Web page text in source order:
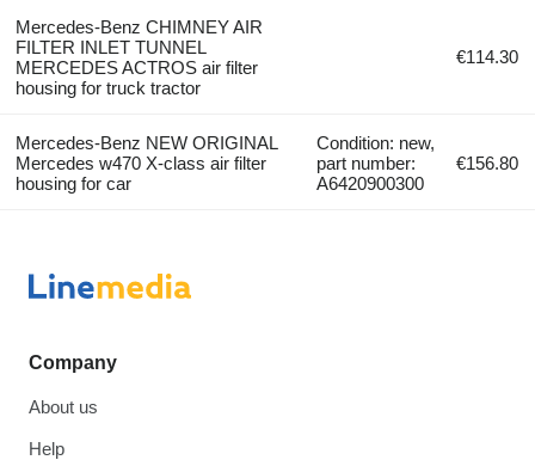
Mercedes-Benz CHIMNEY AIR
FILTER INLET TUNNEL
MERCEDES ACTROS air filter
housing for truck tractor
€114.30
Mercedes-Benz NEW ORIGINAL
Mercedes w470 X-class air filter
housing for car
Condition: new,
part number:
A6420900300
€156.80
Company
About us
Help